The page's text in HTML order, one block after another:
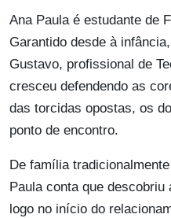
Ana Paula é estudante de
Garantido desde à
Gustavo, profissional de
cresceu defendendo as
das torcidas opostas, os
ponto de encontro.
De família
Paula conta que
logo no início do